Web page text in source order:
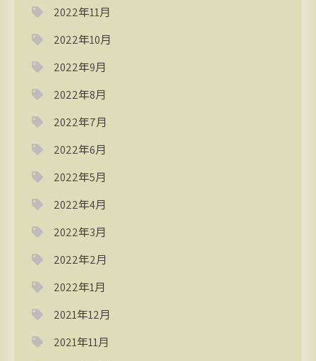
2022年11月
2022年10月
2022年9月
2022年8月
2022年7月
2022年6月
2022年5月
2022年4月
2022年3月
2022年2月
2022年1月
2021年12月
2021年11月